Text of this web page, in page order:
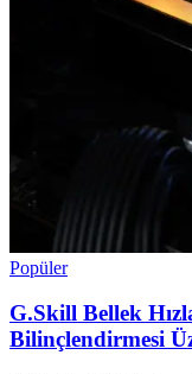
Popüler
G.Skill Bellek
Bilinçlendirmesi